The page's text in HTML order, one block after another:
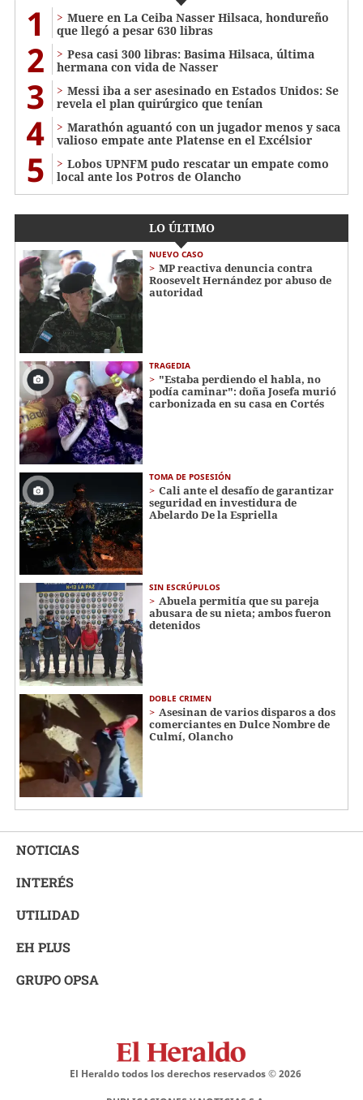
1
Muere en La Ceiba Nasser Hilsaca, hondureño
que llegó a pesar 630 libras
2
Pesa casi 300 libras: Basima Hilsaca, última
hermana con vida de Nasser
3
Messi iba a ser asesinado en Estados Unidos: Se
revela el plan quirúrgico que tenían
4
Marathón aguantó con un jugador menos y saca
valioso empate ante Platense en el Excélsior
5
Lobos UPNFM pudo rescatar un empate como
local ante los Potros de Olancho
LO ÚLTIMO
NUEVO CASO
MP reactiva denuncia contra
Roosevelt Hernández por abuso de
autoridad
TRAGEDIA
"Estaba perdiendo el habla, no
podía caminar": doña Josefa murió
carbonizada en su casa en Cortés
TOMA DE POSESIÓN
Cali ante el desafío de garantizar
seguridad en investidura de
Abelardo De la Espriella
SIN ESCRÚPULOS
Abuela permitía que su pareja
abusara de su nieta; ambos fueron
detenidos
DOBLE CRIMEN
Asesinan de varios disparos a dos
comerciantes en Dulce Nombre de
Culmí, Olancho
NOTICIAS
INTERÉS
UTILIDAD
EH PLUS
GRUPO OPSA
El Heraldo todos los derechos reservados ©2026